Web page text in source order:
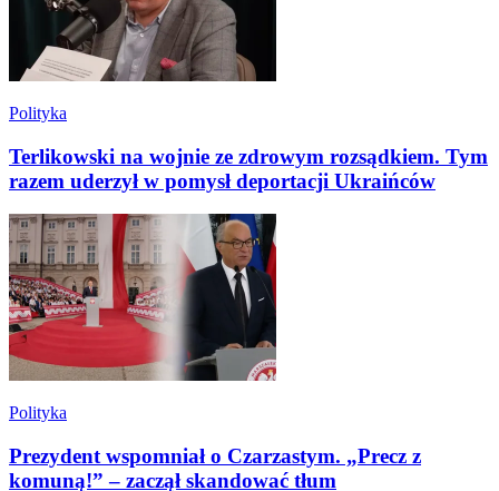
Polityka
Terlikowski na wojnie ze zdrowym rozsądkiem. Tym
razem uderzył w pomysł deportacji Ukraińców
Polityka
Prezydent wspomniał o Czarzastym. „Precz z
komuną!” – zaczął skandować tłum